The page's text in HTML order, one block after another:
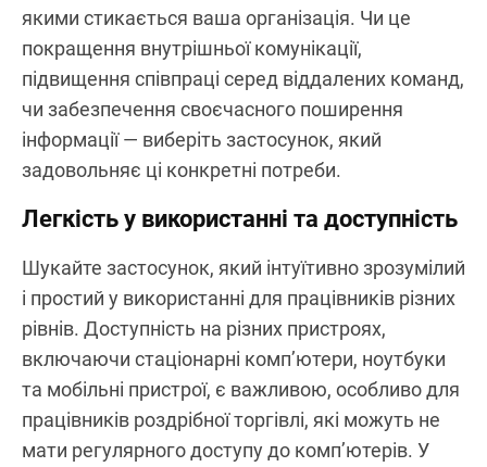
якими стикається ваша організація. Чи це
покращення внутрішньої комунікації,
підвищення співпраці серед віддалених команд,
чи забезпечення своєчасного поширення
інформації — виберіть застосунок, який
задовольняє ці конкретні потреби.
Легкість у використанні та доступність
Шукайте застосунок, який інтуїтивно зрозумілий
і простий у використанні для працівників різних
рівнів. Доступність на різних пристроях,
включаючи стаціонарні комп’ютери, ноутбуки
та мобільні пристрої, є важливою, особливо для
працівників роздрібної торгівлі, які можуть не
мати регулярного доступу до комп’ютерів. У